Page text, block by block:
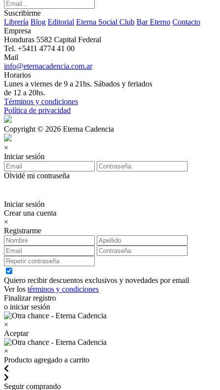
Suscribirme
Librería Blog Editorial Eterna Social Club Bar Eterno Contacto
Empresa
Honduras 5582 Capital Federal
Tel. +5411 4774 41 00
Mail
info@eternacadencia.com.ar
Horarios
Lunes a viernes de 9 a 21hs. Sábados y feriados
de 12 a 20hs.
Términos y condiciones
Política de privacidad
Copyright © 2026 Eterna Cadencia
×
Iniciar sesión
Olvidé mi contraseña
Iniciar sesión
Crear una cuenta
×
Registrarme
Quiero recibir descuentos exclusivos y novedades por email
Ver los términos y condiciones
Finalizar registro
o iniciar sesión
×
Aceptar
×
Producto agregado a carrito
Seguir comprando